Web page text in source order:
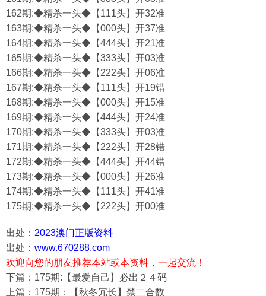
162期:◆精杀一头◆【111头】开32准
163期:◆精杀一头◆【000头】开37准
164期:◆精杀一头◆【444头】开21准
165期:◆精杀一头◆【333头】开03准
166期:◆精杀一头◆【222头】开06准
167期:◆精杀一头◆【111头】开19错
168期:◆精杀一头◆【000头】开15准
169期:◆精杀一头◆【444头】开24准
170期:◆精杀一头◆【333头】开03准
171期:◆精杀一头◆【222头】开28错
172期:◆精杀一头◆【444头】开44错
173期:◆精杀一头◆【000头】开26准
174期:◆精杀一头◆【111头】开41准
175期:◆精杀一头◆【222头】开00准
出处： 2023澳门正版资料
出处： www.670288.com
欢迎向您的朋友推荐本站或本资料，一起交流！
下篇：175期:【最爱自己】必出２４码
上篇：175期：【秋冬冗长】禁二合数